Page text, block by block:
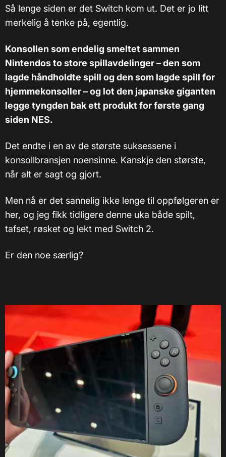
Så lenge siden er det Switch kom ut. Det er jo litt
merkelig å tenke på, egentlig.
Konsollen som endelig smeltet sammen
Nintendos to store spillavdelinger – den som
lagde håndholdte spill og den som lagde spill for
hjemmekonsoller – og lot den japanske giganten
legge tyngden bak ett produkt for første gang
siden NES.
Det endte i en av de største suksessene i
konsollbransjen noensinne. Kanskje den største,
når alt er sagt og gjort.
Men nå er det sannelig ikke lenge til oppfølgeren er
her, og jeg fikk tidligere denne uka både spilt,
tafset, røsket og lekt med Switch 2.
Er den noe særlig?